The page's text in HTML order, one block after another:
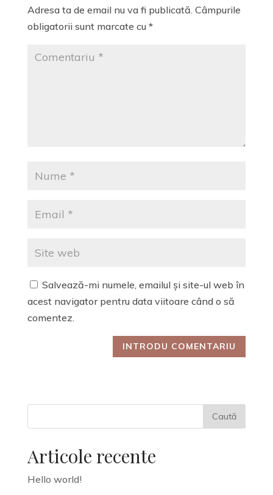
Adresa ta de email nu va fi publicată. Câmpurile
obligatorii sunt marcate cu *
Salvează-mi numele, emailul și site-ul web în
acest navigator pentru data viitoare când o să
comentez.
Articole recente
Hello world!